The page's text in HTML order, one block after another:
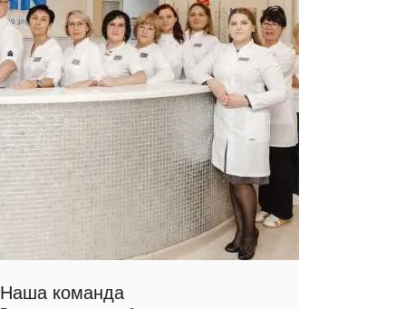
Наша команда